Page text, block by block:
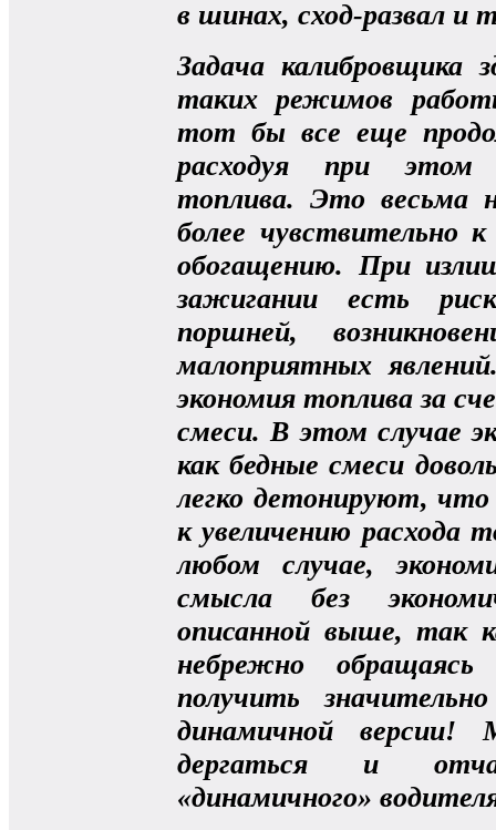
в шинах, сход-развал и
Задача калибровщика
таких режимов
тот бы все еще
расходуя при этом
топлива. Это весьма
более чувствительно
обогащению. При
зажигании есть
поршней,
малоприятных
экономия топлива за
смеси. В этом случае
как бедные смеси
легко детонируют,
к увеличению расхода
любом случае,
смысла без
описанной выше, так
небрежно
получить
динамичной
дергаться и
«динамичного»